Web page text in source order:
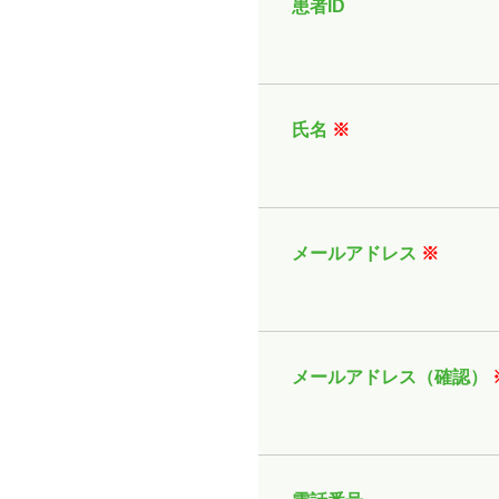
患者ID
氏名 ※
メールアドレス ※
メールアドレス（確認）